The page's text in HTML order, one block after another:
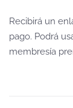
Recibirá un
pago. Podrá
membresía